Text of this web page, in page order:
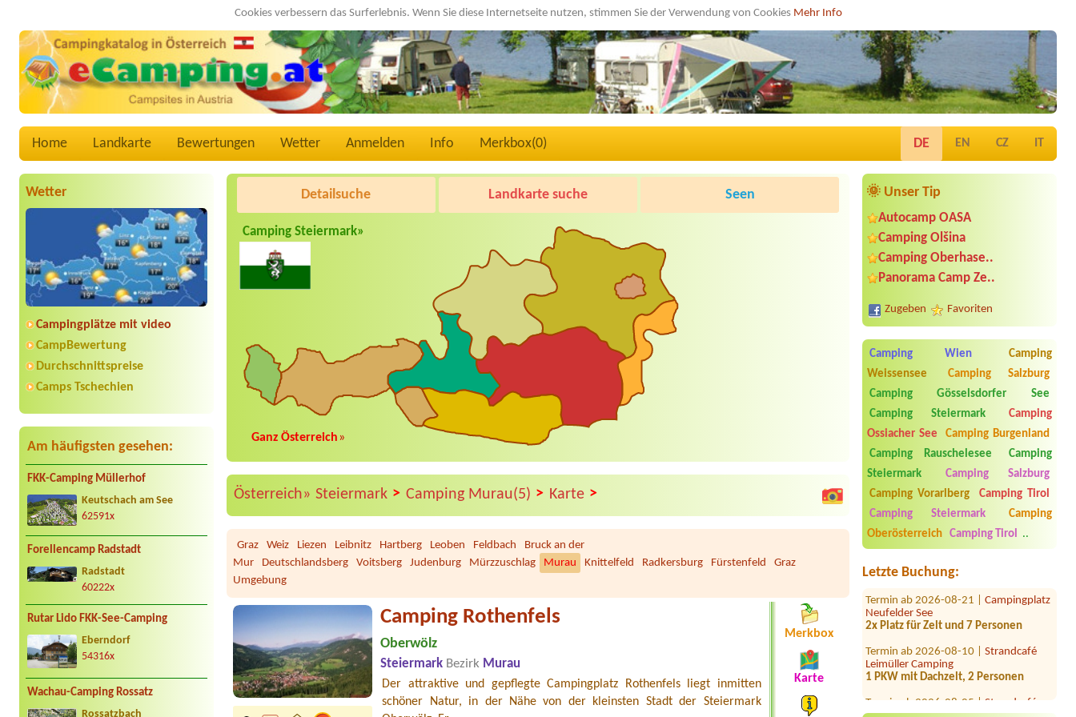
Cookies verbessern das Surferlebnis. Wenn Sie diese Internetseite nutzen, stimmen Sie der Verwendung von Cookies Mehr Info
Home Landkarte Bewertungen Wetter Anmelden Info Merkbox(0) DE EN CZ IT
Wetter
Campingplätze mit video
CampBewertung
Durchschnittspreise
Camps Tschechien
Am häufigsten gesehen:
FKK-Camping Müllerhof
Keutschach am See
62591x
Forellencamp Radstadt
Radstadt
60222x
Rutar Lido FKK-See-Camping
Eberndorf
54316x
Wachau-Camping Rossatz
Rossatzbach
🌞 Unser Tip
Autocamp OASA
Camping Olšina
Camping Oberhase..
Panorama Camp Ze..
Zugeben Favoriten
Camping Wien
Camping
Weissensee
Camping Salzburg
Camping Gösselsdorfer See
Camping Steiermark
Camping
Ossiacher See
Camping Burgenland
Camping Rauschelesee
Camping
Steiermark
Camping Salzburg
Camping Vorarlberg
Camping Tirol
Camping Steiermark
Camping
Oberösterreich
Camping Tirol ..
Letzte Buchung:
Termin ab 2026-08-11 |Seepension &
Camping Nußbaumer KG
1x tent place for 2 people
Termin ab 2026-08-03 |Gasthof &
Camping Steinmann
Neufelder See
2x Platz für Zelt und 7 Personen
Leimüller Camping
1 PKW mit Dachzelt, 2 Personen
Leimüller Camping
Detailsuche Landkarte suche Seen
Camping Steiermark»
Ganz Österreich »
Österreich» Steiermark > Camping Murau(5) > Karte >
Graz Weiz Liezen Leibnitz Hartberg Leoben Feldbach
Bruck an der
Mur
Deutschlandsberg Voitsberg Judenburg Mürzzuschlag Murau Knittelfeld Radkersburg Fürstenfeld
Graz
Umgebung
Camping Rothenfels
Oberwölz
Steiermark Bezirk Murau
Der attraktive und gepflegte Campingplatz Rothenfels liegt inmitten
schöner Natur, in der Nähe von der kleinsten Stadt der Steiermark
Merkbox
Karte